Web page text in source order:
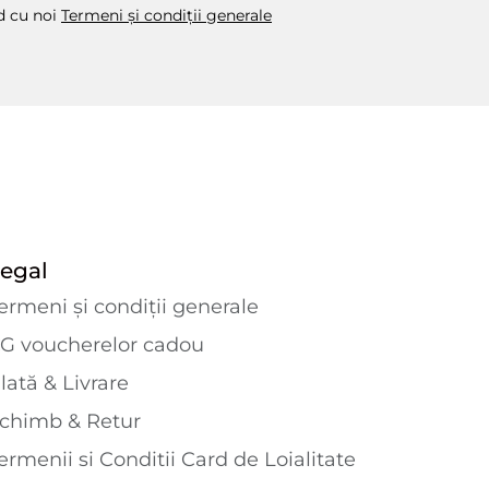
cu noi Termeni și condiții generale
și condiții generale
voucherelor cadou
& Livrare
& Retur
si Conditii Card de Loialitate